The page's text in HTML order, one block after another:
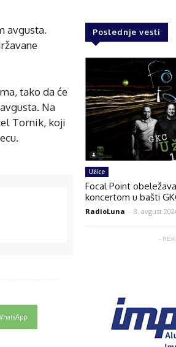
avgusta.
tako da će
Na
Tornik, koji
Poslednje vesti
Užice
Focal Point
koncertom u bašti
RadioLuna - 8. avgust
-